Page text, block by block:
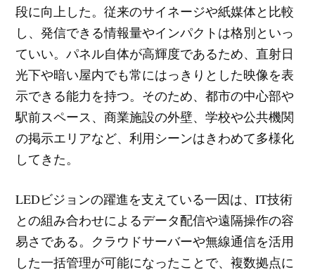
段に向上した。従来のサイネージや紙媒体と比較
し、発信できる情報量やインパクトは格別といっ
ていい。パネル自体が高輝度であるため、直射日
光下や暗い屋内でも常にはっきりとした映像を表
示できる能力を持つ。そのため、都市の中心部や
駅前スペース、商業施設の外壁、学校や公共機関
の掲示エリアなど、利用シーンはきわめて多様化
してきた。
LEDビジョンの躍進を支えている一因は、IT技術
との組み合わせによるデータ配信や遠隔操作の容
易さである。クラウドサーバーや無線通信を活用
した一括管理が可能になったことで、複数拠点に